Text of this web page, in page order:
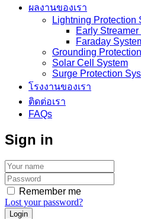
ผลงานของเรา
Lightning Protection
Early
Faraday
Grounding
Solar Cell System
Surge Protection
โรงงานของเรา
ติดต่อเรา
FAQs
Sign in
Remember me
Lost your password?